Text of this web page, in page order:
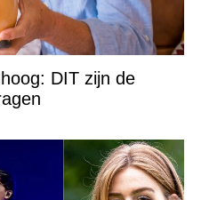
DIT zijn de